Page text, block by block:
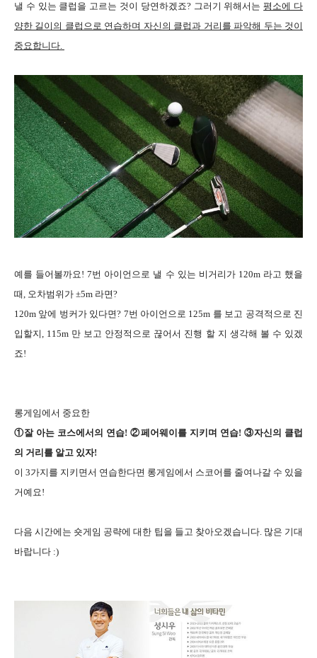
낼 수 있는 클럽을 고르는 것이 당연하겠죠? 그러기 위해서는평소에 다
양한 길이의 클럽으로 연습하며 자신의 클럽과 거리를 파악해 두는 것이
중요합니다.
예를 들어볼까요! 7번 아이언으로 낼 수 있는 비거리가 120m 라고 했을
때, 오차범위가 ±5m 라면?
120m 앞에 벙커가 있다면? 7번 아이언으로 125m 를 보고 공격적으로 진
입할지, 115m 만 보고 안정적으로 끊어서 진행 할 지 생각해 볼 수 있겠
죠!
롱게임에서 중요한
①잘 아는 코스에서의 연습! ②페어웨이를 지키며 연습! ③자신의 클럽
의 거리를 알고 있자!
이 3가지를 지키면서 연습한다면 롱게임에서 스코어를 줄여나갈 수 있을
거예요!
다음 시간에는 숏게임 공략에 대한 팁을 들고 찾아오겠습니다. 많은 기대
바랍니다 :)